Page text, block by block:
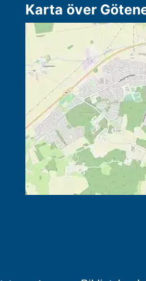
Karta över